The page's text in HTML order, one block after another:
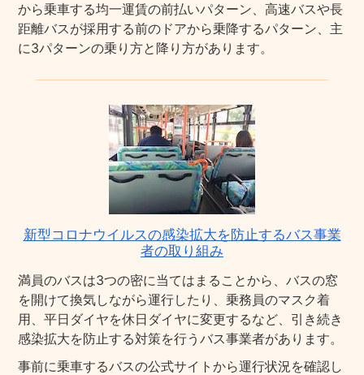
から乗車する均一運賃の前払いパターン、高速バスや長
距離バスが採用する前のドアから乗降するパターン、主
に3パターンの乗り方と降り方があります。
新型コロナウイルスの感染拡大を防止するバス事業
者の取り組み
満員のバスは3つの密に当てはまることから、バスの窓
を開けて換気しながら運行したり、乗務員のマスク着
用、平日ダイヤを休日ダイヤに変更するなど、引き続き
感染拡大を防止する対策を行うバス事業者があります。
事前に乗車するバスの公式サイトから運行状況を確認し